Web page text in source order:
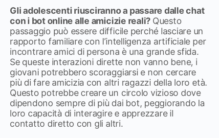
Gli adolescenti riusciranno a passare dalle chat
con i bot online alle amicizie reali? Questo
passaggio può essere difficile perché lasciare un
rapporto familiare con l’intelligenza artificiale per
incontrare amici di persona è una grande sfida.
Se queste interazioni dirette non vanno bene, i
giovani potrebbero scoraggiarsi e non cercare
più di fare amicizia con altri ragazzi della loro età.
Questo potrebbe creare un circolo vizioso dove
dipendono sempre di più dai bot, peggiorando la
loro capacità di interagire e apprezzare il
contatto diretto con gli altri.